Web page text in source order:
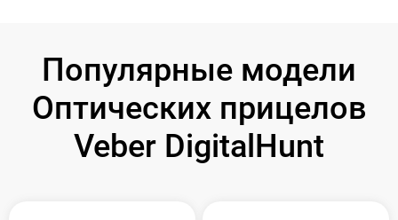
Популярные модели
Оптических прицелов
Veber DigitalHunt